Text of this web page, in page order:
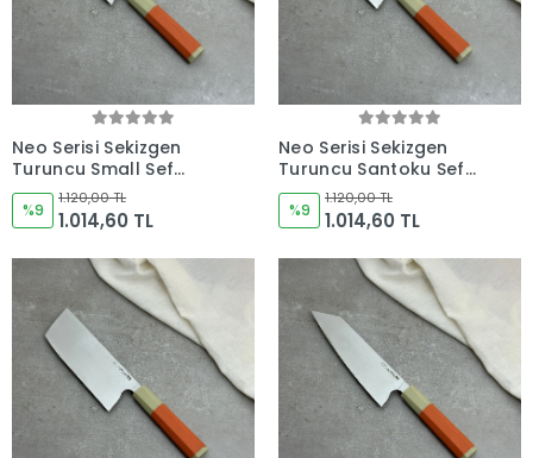
Neo Serisi Sekizgen
Turuncu Small Şef
Bıçağı 165mm Namlu -
Kocakaya El Yapımı
Şef Bıçakları
%9
1.120,00 TL
1.014,60 TL
Neo Serisi Sekizgen
Turuncu Santoku Şef
Bıçağı 180mm Namlu -
Kocakaya El Yapımı
Şef Bıçakları
%9
1.120,00 TL
1.014,60 TL